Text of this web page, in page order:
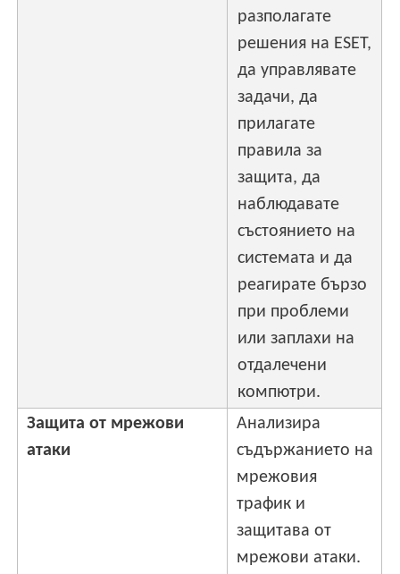
разполагате
решения на ESET,
да управлявате
задачи, да
прилагате
правила за
защита, да
наблюдавате
състоянието на
системата и да
реагирате бързо
при проблеми
или заплахи на
отдалечени
компютри.
Защита от мрежови
атаки
Анализира
съдържанието на
мрежовия
трафик и
защитава от
мрежови атаки.